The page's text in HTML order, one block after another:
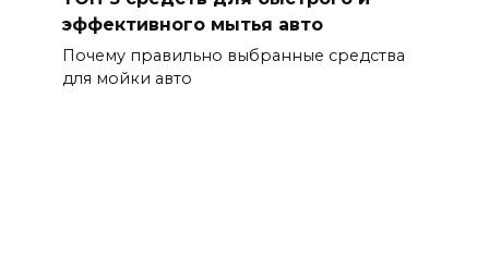
эффективного мытья авто
Почему правильно выбранные средства
для мойки авто